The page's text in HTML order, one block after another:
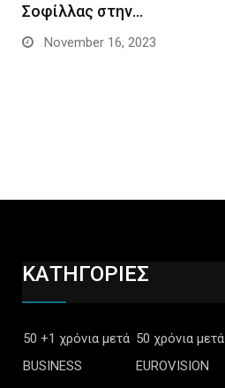
Σοφίλλας στην…
November 16, 2023
ΚΑΤΗΓΟΡΙΕΣ
50 +1 χρόνια μετά 50 χρόνια μετά
BUSINESS
EUROVISION